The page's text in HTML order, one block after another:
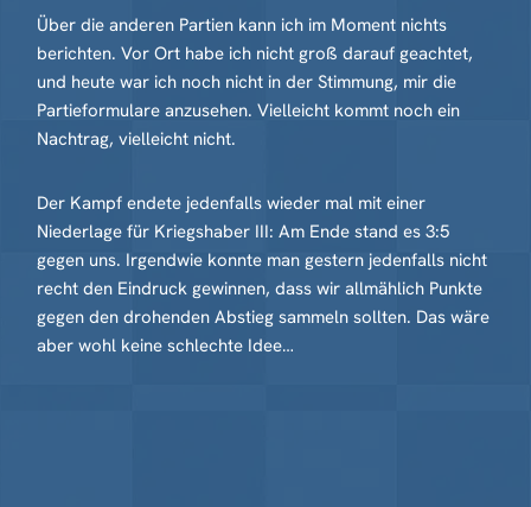
Über die anderen Partien kann ich im Moment nichts
berichten. Vor Ort habe ich nicht groß darauf geachtet,
und heute war ich noch nicht in der Stimmung, mir die
Partieformulare anzusehen. Vielleicht kommt noch ein
Nachtrag, vielleicht nicht.
Der Kampf endete jedenfalls wieder mal mit einer
Niederlage für Kriegshaber III: Am Ende stand es 3:5
gegen uns. Irgendwie konnte man gestern jedenfalls nicht
recht den Eindruck gewinnen, dass wir allmählich Punkte
gegen den drohenden Abstieg sammeln sollten. Das wäre
aber wohl keine schlechte Idee…